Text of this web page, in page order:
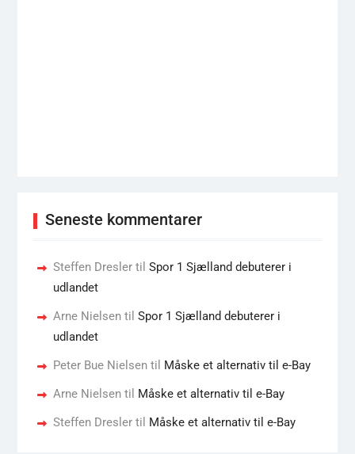
Seneste kommentarer
Steffen Dreslertil Spor 1 Sjælland debuterer i
udlandet
Arne Nielsentil Spor 1 Sjælland debuterer i
udlandet
Peter Bue Nielsentil Måske et alternativ til e-Bay
Arne Nielsentil Måske et alternativ til e-Bay
Steffen Dreslertil Måske et alternativ til e-Bay